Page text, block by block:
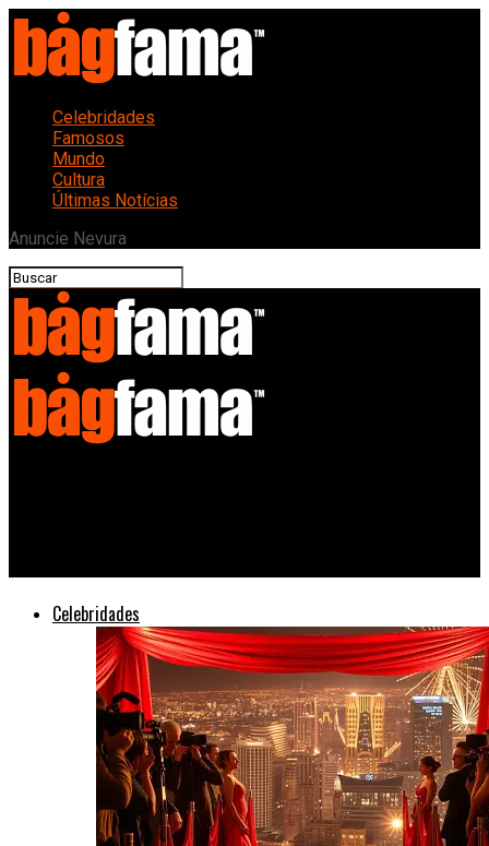
Celebridades
Famosos
Mundo
Cultura
Últimas Notícias
Anuncie Nevura
Celebridades